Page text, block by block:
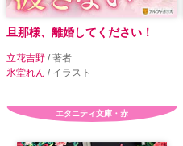
旦那様、離婚してください！
立花吉野 / 著者
氷堂れん / イラスト
エタニティ文庫・赤